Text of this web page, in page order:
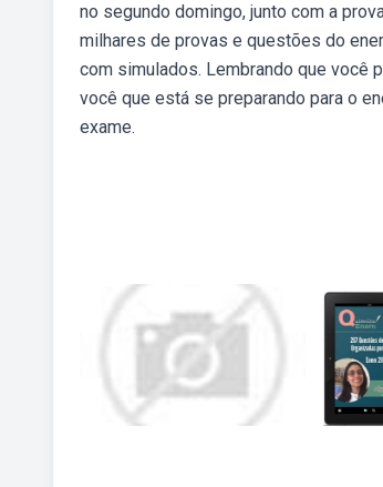
no segundo domingo, junto com a
milhares de provas e questões do
com simulados. Lembrando que você
você que está se preparando para o
exame.